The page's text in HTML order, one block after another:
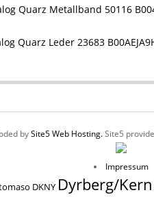
bySite5 Web Hosting.Site5
Impressum
DKNY Dyrberg/Kern